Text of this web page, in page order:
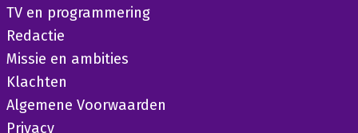
TV en programmering
Redactie
Missie en ambities
Klachten
Algemene Voorwaarden
Privacy